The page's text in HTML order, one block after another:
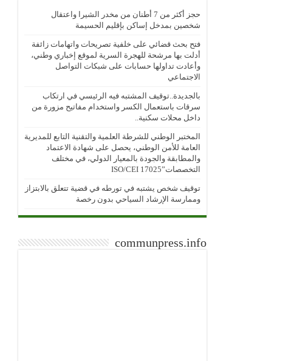
حجز أكثر من 7 أطنان من مخدر الشيرا واعتقال
شخصين بمدخل إساكن بإقليم الحسيمة
فتح بحث قضائي على خلفية تصريحات واتهامات زائفة
أدلت بها مرشحة للهجرة السرية لموقع إخباري وطني،
وأعادت تداولها حسابات على شبكات التواصل
الاجتماعي
بالجديدة..توقيف المشتبه فيه الرئيسي في ارتكاب
سرقات باستعمال الكسر واستخدام مفاتيح مزورة من
داخل محلات سكنية..
المختبر الوطني للشرطة العلمية والتقنية التابع للمديرية
العامة للأمن الوطني، يحصل على شهادة الاعتماد
والمطابقة والجودة بالمعيار الدولي، في مختلف
التخصصات”ISO/CEI 17025
توقيف شخص يشتبه في تورطه في قضية تتعلق بالابتزاز
وممارسة الإرشاد السياحي بدون رخصة
communpress.info